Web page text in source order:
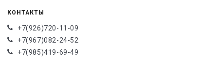
КОНТАКТЫ
+7(926)720-11-09
+7(967)082-24-52
+7(985)419-69-49